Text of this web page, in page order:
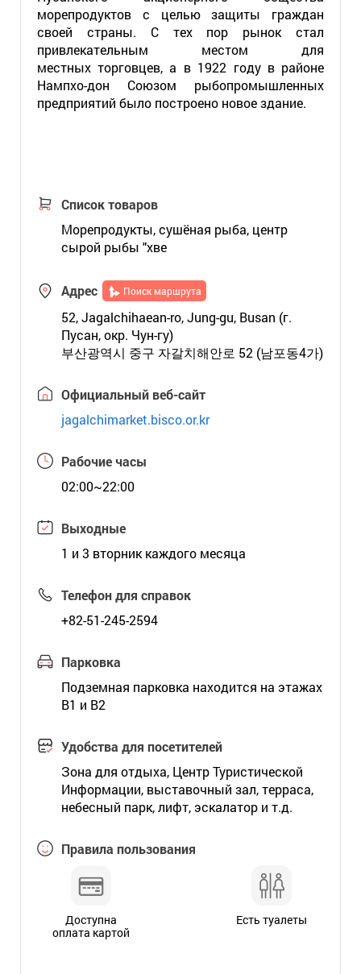
морепродуктов с целью защиты граждан
своей страны. С тех пор рынок стал
привлекательным местом для
местных торговцев, а в 1922 году в районе
Нампхо-дон Союзом рыбопромышленных
предприятий было построено новое здание.
Список товаров
Морепродукты, сушёная рыба, центр
сырой рыбы "хве
Адрес Поиск маршрута
52, Jagalchihaean-ro, Jung-gu, Busan (г.
Пусан, окр. Чун-гу)
부산광역시 중구 자갈치해안로 52 (남포동4가)
Официальный веб-сайт
jagalchimarket.bisco.or.kr
Рабочие часы
02:00~22:00
Выходные
1 и 3 вторник каждого месяца
Телефон для справок
+82-51-245-2594
Парковка
Подземная парковка находится на этажах
B1 и B2
Удобства для посетителей
Зона для отдыха, Центр Туристической
Информации, выставочный зал, терраса,
небесный парк, лифт, эскалатор и т.д.
Правила пользования
Доступна
оплата картой
Есть туалеты